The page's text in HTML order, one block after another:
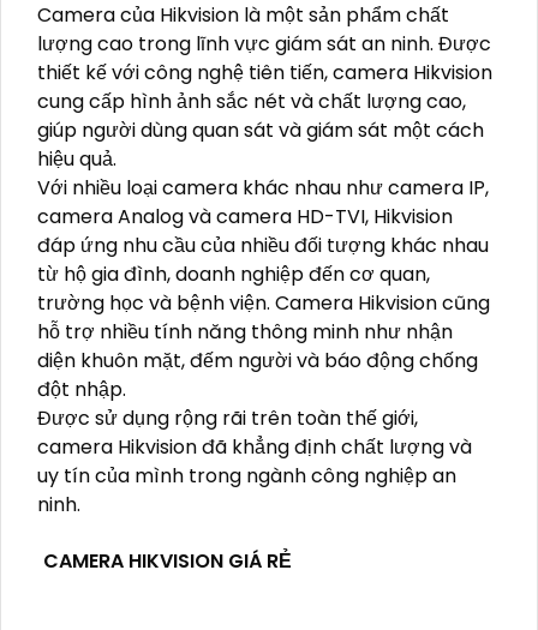
Camera của Hikvision là một sản phẩm chất
lượng cao trong lĩnh vực giám sát an ninh. Được
thiết kế với công nghệ tiên tiến, camera Hikvision
cung cấp hình ảnh sắc nét và chất lượng cao,
giúp người dùng quan sát và giám sát một cách
hiệu quả.
Với nhiều loại camera khác nhau như camera IP,
camera Analog và camera HD-TVI, Hikvision
đáp ứng nhu cầu của nhiều đối tượng khác nhau
từ hộ gia đình, doanh nghiệp đến cơ quan,
trường học và bệnh viện. Camera Hikvision cũng
hỗ trợ nhiều tính năng thông minh như nhận
diện khuôn mặt, đếm người và báo động chống
đột nhập.
Được sử dụng rộng rãi trên toàn thế giới,
camera Hikvision đã khẳng định chất lượng và
uy tín của mình trong ngành công nghiệp an
ninh.
CAMERA HIKVISION GIÁ RẺ